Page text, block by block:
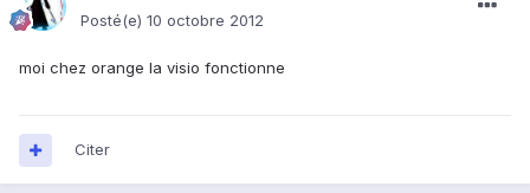
Posté(e) 10 octobre 2012
moi chez orange la visio fonctionne
Citer